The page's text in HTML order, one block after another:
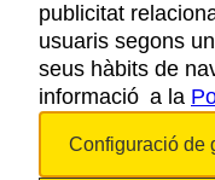
publicitat
usuaris segons
seus hàbits de
informació a la
Configuració de